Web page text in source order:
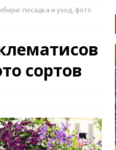
ДИЗАЙН
посадка и уход, фото
сортов